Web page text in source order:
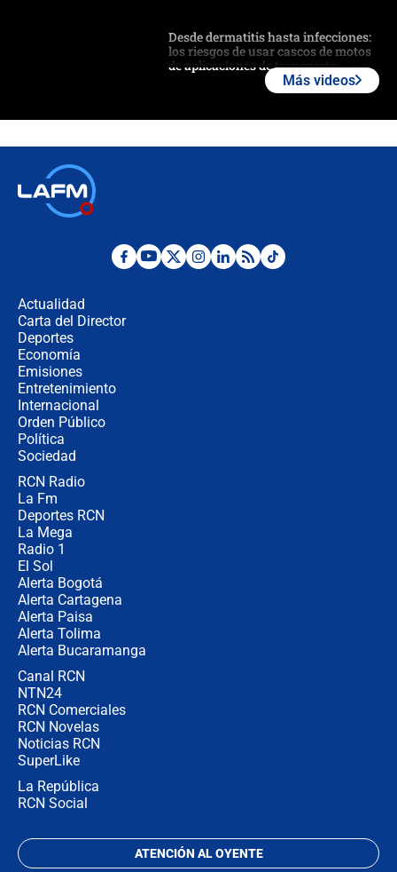
Desde dermatitis hasta infecciones:
los riesgos de usar cascos de motos
de aplicaciones de transporte
Posesión de Abelardo De La Espriella
Más videos
Actualidad
Carta del Director
Deportes
Economía
Emisiones
Entretenimiento
Internacional
Orden Público
Política
Sociedad
RCN Radio
La Fm
Deportes RCN
La Mega
Radio 1
El Sol
Alerta Bogotá
Alerta Cartagena
Alerta Paisa
Alerta Tolima
Alerta Bucaramanga
Canal RCN
NTN24
RCN Comerciales
RCN Novelas
Noticias RCN
SuperLike
La República
RCN Social
ATENCIÓN AL OYENTE